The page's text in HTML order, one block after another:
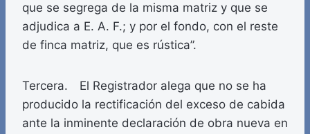
que se segrega de la misma matriz y que se
adjudica a E. A. F.; y por el fondo, con el reste
de finca matriz, que es rústica”.
Tercera. El Registrador alega que no se ha
producido la rectificación del exceso de cabida
ante la inminente declaración de obra nueva en